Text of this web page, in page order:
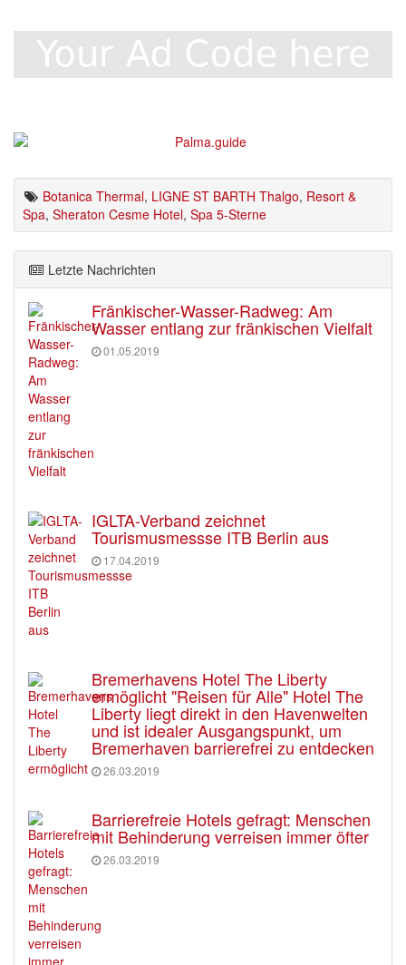
Botanica Thermal, LIGNE ST BARTH Thalgo, Resort &
Spa, Sheraton Cesme Hotel, Spa 5-Sterne
Letzte Nachrichten
Fränkischer-Wasser-Radweg: Am
Wasser entlang zur fränkischen Vielfalt
01.05.2019
IGLTA-Verband zeichnet
Tourismusmessse ITB Berlin aus
17.04.2019
Bremerhavens Hotel The Liberty
ermöglicht "Reisen für Alle" Hotel The
Liberty liegt direkt in den Havenwelten
und ist idealer Ausgangspunkt, um
Bremerhaven barrierefrei zu entdecken
26.03.2019
Barrierefreie Hotels gefragt: Menschen
mit Behinderung verreisen immer öfter
26.03.2019